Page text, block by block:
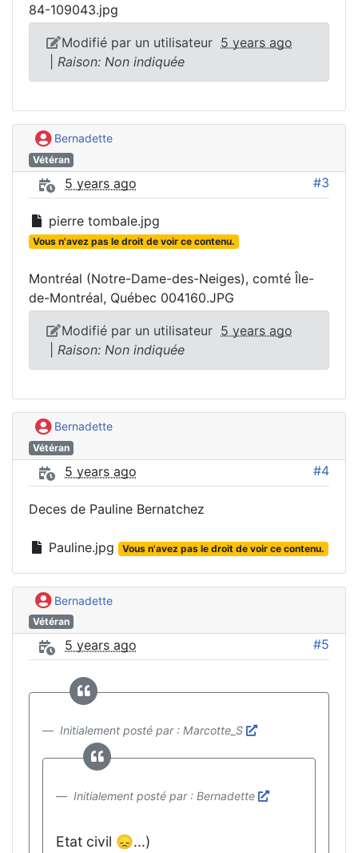
84-109043.jpg
Modifié par un utilisateur 5 years ago
Raison: Non indiquée
Bernadette
Vétéran
5 years ago #3
pierre tombale.jpg
Vous n'avez pas le droit de voir ce contenu.
Montréal (Notre-Dame-des-Neiges), comté Île-
de-Montréal, Québec 004160.JPG
Modifié par un utilisateur 5 years ago
Raison: Non indiquée
Bernadette
Vétéran
5 years ago #4
Deces de Pauline Bernatchez
Pauline.jpg Vous n'avez pas le droit de voir ce contenu.
Bernadette
Vétéran
5 years ago #5
Initialement posté par : Marcotte_S
Initialement posté par : Bernadette
Etat civil 😞...)